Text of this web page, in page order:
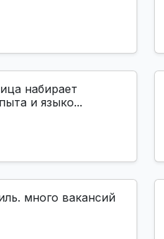
набирает
и языко...
много вакансий